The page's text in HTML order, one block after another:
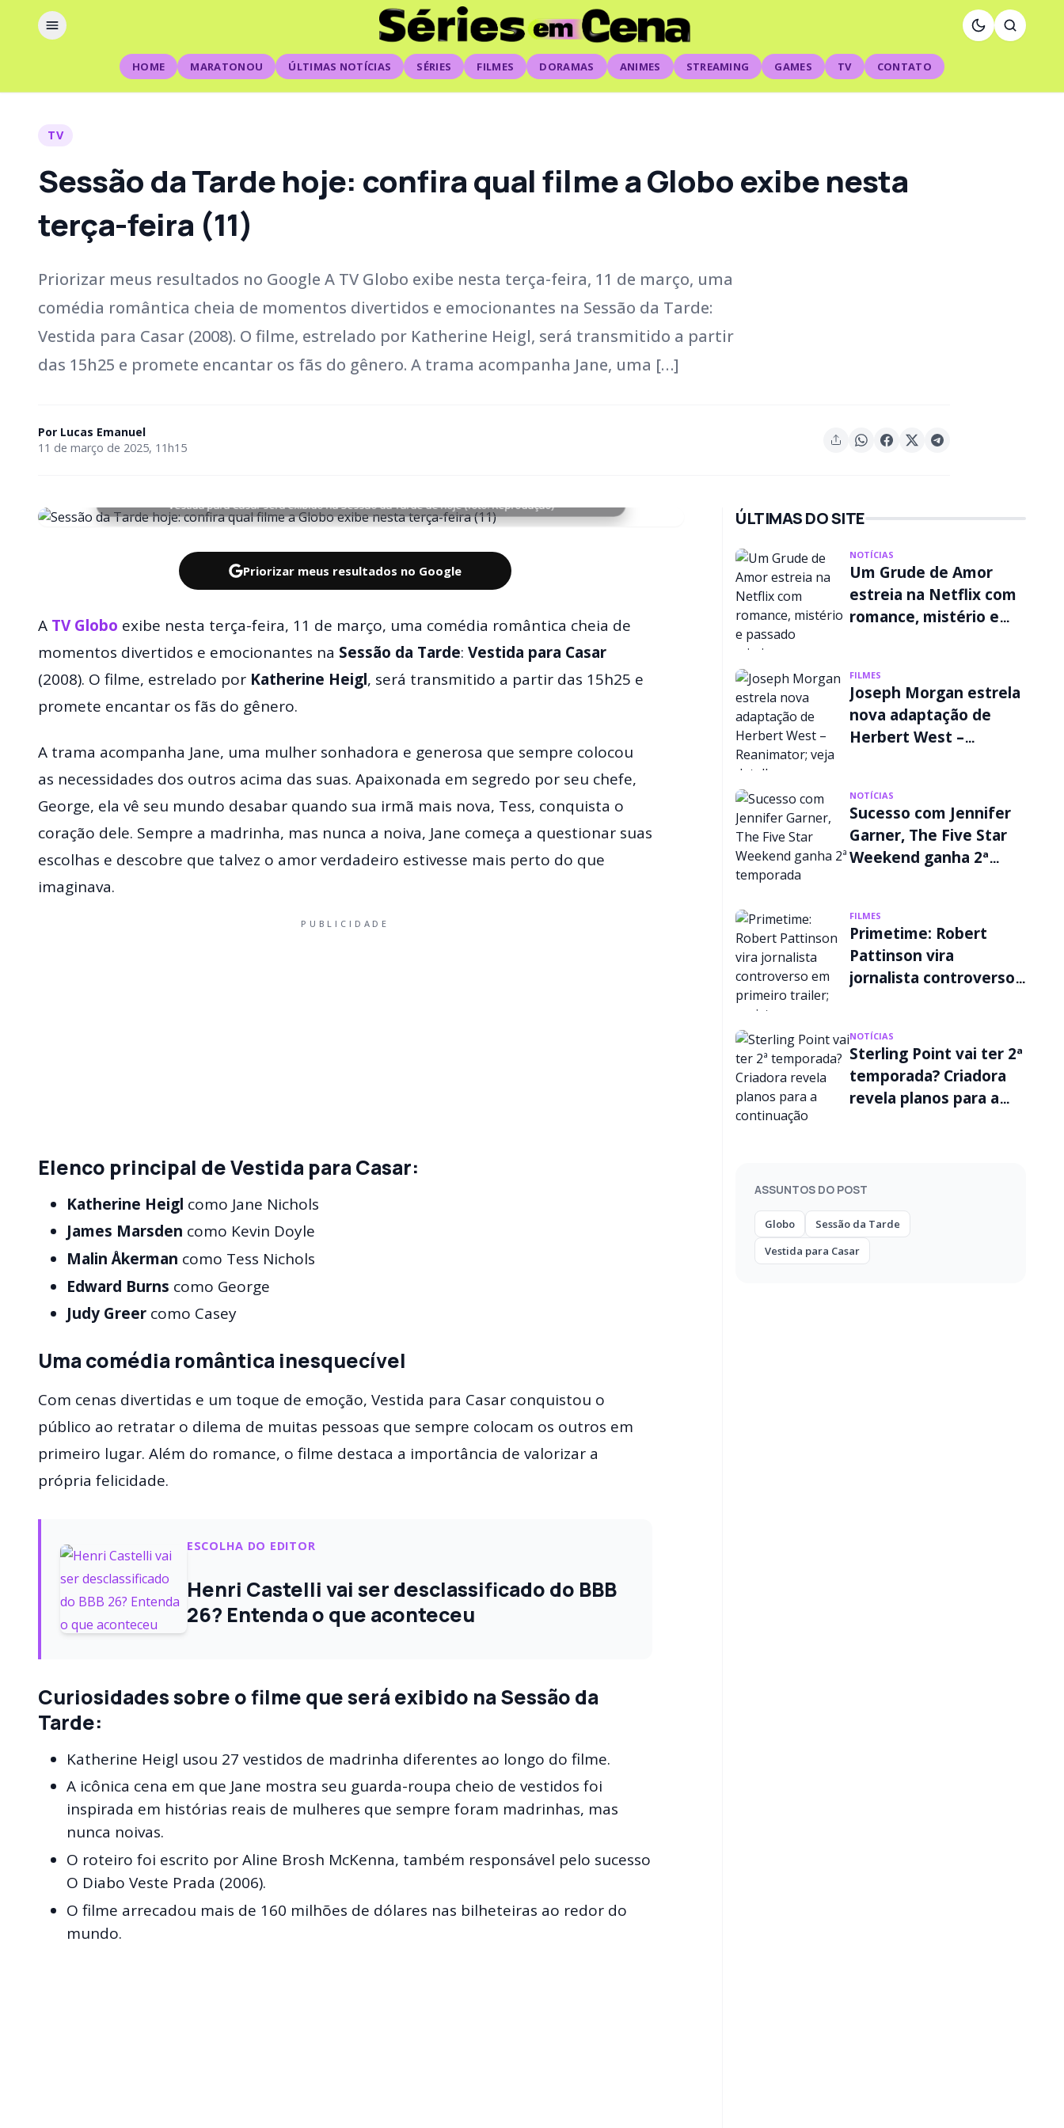
HOME MARATONOU ÚLTIMAS NOTÍCIAS SÉRIES FILMES DORAMAS ANIMES STREAMING GAMES TV CONTATO
TV
Sessão da Tarde hoje: confira qual filme a Globo exibe nesta
terça-feira (11)
Priorizar meus resultados no Google A TV Globo exibe nesta terça-feira, 11 de março, uma
comédia romântica cheia de momentos divertidos e emocionantes na Sessão da Tarde:
Vestida para Casar (2008). O filme, estrelado por Katherine Heigl, será transmitido a partir
das 15h25 e promete encantar os fãs do gênero. A trama acompanha Jane, uma […]
Por Lucas Emanuel
11 de março de 2025, 11h15
Vestida para Casar será exibido na Sessão da Tarde de hoje (foto: Reprodução)
Priorizar meus resultados no Google
A TV Globo exibe nesta terça-feira, 11 de março, uma comédia romântica cheia de
momentos divertidos e emocionantes na Sessão da Tarde: Vestida para Casar
(2008). O filme, estrelado por Katherine Heigl, será transmitido a partir das 15h25 e
promete encantar os fãs do gênero.
A trama acompanha Jane, uma mulher sonhadora e generosa que sempre colocou
as necessidades dos outros acima das suas. Apaixonada em segredo por seu chefe,
George, ela vê seu mundo desabar quando sua irmã mais nova, Tess, conquista o
coração dele. Sempre a madrinha, mas nunca a noiva, Jane começa a questionar suas
escolhas e descobre que talvez o amor verdadeiro estivesse mais perto do que
imaginava.
PUBLICIDADE
Elenco principal de Vestida para Casar:
Katherine Heigl como Jane Nichols
James Marsden como Kevin Doyle
Malin Åkerman como Tess Nichols
Edward Burns como George
Judy Greer como Casey
Uma comédia romântica inesquecível
Com cenas divertidas e um toque de emoção, Vestida para Casar conquistou o
público ao retratar o dilema de muitas pessoas que sempre colocam os outros em
primeiro lugar. Além do romance, o filme destaca a importância de valorizar a
própria felicidade.
ESCOLHA DO EDITOR
Henri Castelli vai ser desclassificado do BBB
26? Entenda o que aconteceu
Curiosidades sobre o filme que será exibido na Sessão da
Tarde:
Katherine Heigl usou 27 vestidos de madrinha diferentes ao longo do filme.
A icônica cena em que Jane mostra seu guarda-roupa cheio de vestidos foi
inspirada em histórias reais de mulheres que sempre foram madrinhas, mas
nunca noivas.
O roteiro foi escrito por Aline Brosh McKenna, também responsável pelo sucesso
O Diabo Veste Prada (2006).
O filme arrecadou mais de 160 milhões de dólares nas bilheteiras ao redor do
mundo.
ÚLTIMAS DO SITE
NOTÍCIAS
Um Grude de Amor
estreia na Netflix com
romance, mistério e
FILMES
Joseph Morgan estrela
nova adaptação de
Herbert West –
NOTÍCIAS
Sucesso com Jennifer
Garner, The Five Star
Weekend ganha 2ª
FILMES
Primetime: Robert
Pattinson vira
jornalista controverso
NOTÍCIAS
Sterling Point vai ter 2ª
temporada? Criadora
revela planos para a
ASSUNTOS DO POST
Globo
Sessão da Tarde
Vestida para Casar